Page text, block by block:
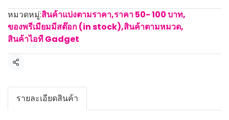
หมวดหมู่:สินค้าแบ่งตามราคา,ราคา 50- 100 บาท,
ของพรีเมียมมีสต๊อก (in stock),สินค้าตามหมวด,
สินค้าไอที Gadget
แชร์
รายละเอียดสินค้า